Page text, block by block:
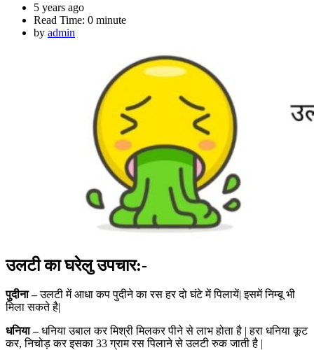
5 years ago
Read Time: 0 minute
by admin
उलटी का घरेलु उपचार:-
पुदीना –उलटी में आधा कप पुदीने का रस हर दो घंटे में पिलायें| इसमें निम्बू भी
मिला सकते है|
धनिया –धनिया उबाल कर मिश्री मिलकर पीने से लाभ होता है | हरा धनिया कूट
कर, निचोड़ कर इसका 33 ग्राम रस पिलाने से उलटी रुक जाती है |